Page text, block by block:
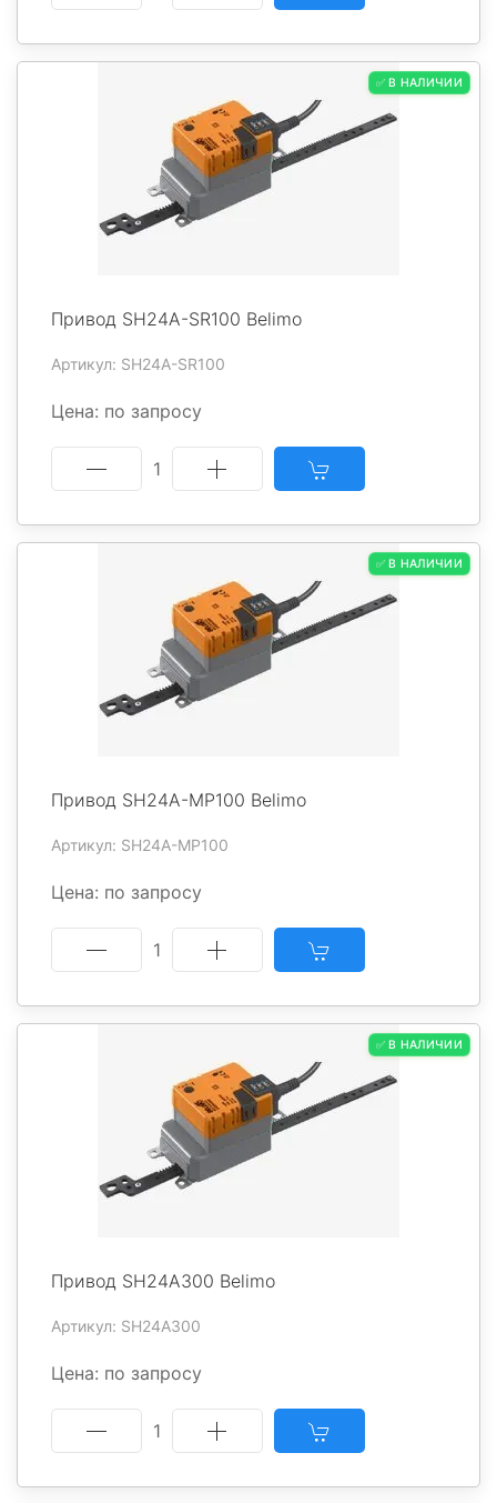
✅ В НАЛИЧИИ
Привод SH24A-SR100 Belimo
Артикул: SH24A-SR100
Цена: по запросу
1
✅ В НАЛИЧИИ
Привод SH24A-MP100 Belimo
Артикул: SH24A-MP100
Цена: по запросу
1
✅ В НАЛИЧИИ
Привод SH24A300 Belimo
Артикул: SH24A300
Цена: по запросу
1